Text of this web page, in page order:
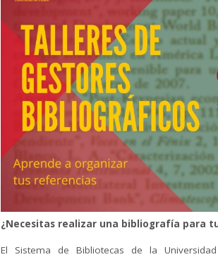
¿Necesitas realizar una bibliografía para
El Sistema de Bibliotecas de la